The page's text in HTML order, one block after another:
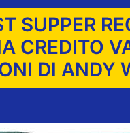
SUPPER
CREDITO
DI ANDY